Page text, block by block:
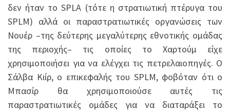
δεν ήταν το SPLA (τότε η στρατιωτική πτέρυγα του
SPLM) αλλά οι παραστρατιωτικές οργανώσεις των
Νουέρ –της δεύτερης μεγαλύτερης εθνοτικής ομάδας
της περιοχής– τις οποίες το Χαρτούμ είχε
χρησιμοποιήσει για να ελέγχει τις πετρελαιοπηγές. Ο
Σάλβα Κιίρ, ο επικεφαλής του SPLM, φοβόταν ότι ο
Μπασίρ θα χρησιμοποιούσε αυτές τις
παραστρατιωτικές ομάδες για να διαταράξει το